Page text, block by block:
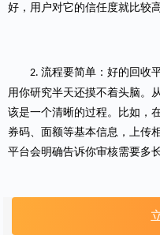
好，用户对它的信任度就比较高
2.流程要简单：好的回收
用你研究半天还摸不着头脑。
该是一个清晰的过程。比如，
券码、面额等基本信息，上传
平台会明确告诉你审核需要多
价格要合理：不同平台